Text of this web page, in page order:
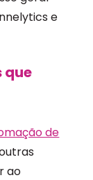
e
que
de
ao